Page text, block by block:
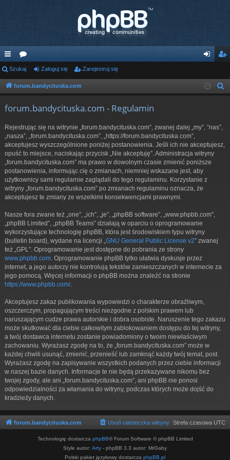
ię
ce
or
a og
ę
ej
si
Szukaj Zaloguj się Zarejestruj się
forum.bandycituska.com
forum.bandycituska.com - Regulamin
Rejestrując się na witrynie „forum.bandycituska.com”, zwanej dalej „my”, ”nas”,
„nasza”, „forum.bandycituska.com”, „https://forum.bandycituska.com”,
akceptujesz wyszczególnione poniżej postanowienia. Jeśli ich nie akceptujesz,
opuść to miejsce, naciskając przycisk „Nie akceptuję”. Administracja witryny
„forum.bandycituska.com” ma prawo w dowolnym czasie zmienić poniższe
postanowienia, informując cię o zmianach, niemniej wskazane jest, aby
użytkownicy sami regularnie zaglądali do tego regulaminu. Korzystanie z
witryny „forum.bandycituska.com” po zmianach regulaminu oznacza, że
akceptujesz te zmiany ze wszelkimi konsekwencjami prawnymi.
Nasze fora zwane też „one”, „ich”, „je”, „phpBB software”, „www.phpbb.com”,
„phpBB Limited”, „phpBB Teams” działają w oparciu o oprogramowanie
wykorzystujące technologię phpBB, która jest środowiskiem typu witryny
(bulletin board), wydane na licencji „ GNU General Public License v2” zwanej
też „GPL”. Oprogramowanie jest dostępne do pobrania ze strony
www.phpbb.com . Oprogramowanie phpBB tylko ułatwia dyskusje przez
internet, a jego autorzy nie kontrolują tekstów zamieszczanych w internecie za
jego pomocą. Więcej informacji o phpBB można znaleźć na stronie
https://www.phpbb.com/.
Akceptujesz zakaz publikowania wypowiedzi o charakterze obraźliwym,
oszczerczym, propagującym treści niezgodne z polskim prawem lub
naruszającym cudze prawa autorskie i dobra osobiste. Naruszenie tego zakazu
może skutkować dla ciebie całkowitym zablokowaniem dostępu do tej witryny,
a twój dostawca internetu zostanie powiadomiony o twoim niewłaściwym
zachowaniu. Wyrażasz zgodę na to, że „forum.bandycituska.com” może w
każdej chwili usunąć, zmienić, przenieść lub zamknąć każdy twój temat, post.
Wyrażasz zgodę na zapisywanie wszystkich podanych przez ciebie informacji
w naszej bazie danych. Informacje te nie będą przekazywane nikomu bez
twojej zgody, ale ani „forum.bandycituska.com”, ani phpBB nie ponosi
odpowiedzialności za włamania do witryny, podczas których może dojść do
kradzieży danych.
forum.bandycituska.com Strefa czasowa UTC
Usuń ciasteczka witryny
Technologię dostarcza phpBB® Forum Software © phpBB Limited
Style autor: Arty - phpBB 3.3 autor: MrGaby
Polski pakiet językowy dostarcza phpBB.pl